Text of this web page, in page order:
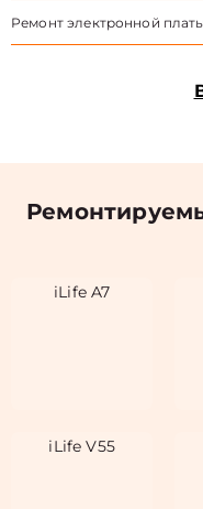
Ремонт электронной
iLife A7
iLife V55